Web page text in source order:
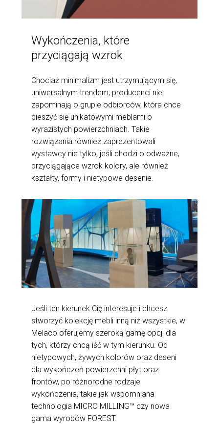
Wykończenia, które
przyciągają wzrok
Chociaż minimalizm jest utrzymującym się,
uniwersalnym trendem, producenci nie
zapominają o grupie odbiorców, która chce
cieszyć się unikatowymi meblami o
wyrazistych powierzchniach. Takie
rozwiązania również zaprezentowali
wystawcy nie tylko, jeśli chodzi o odważne,
przyciągające wzrok kolory, ale również
kształty, formy i nietypowe desenie.
Jeśli ten kierunek Cię interesuje i chcesz
stworzyć kolekcję mebli inną niż wszystkie, w
Melaco oferujemy szeroką gamę opcji dla
tych, którzy chcą iść w tym kierunku. Od
nietypowych, żywych kolorów oraz deseni
dla wykończeń powierzchni płyt oraz
frontów, po różnorodne rodzaje
wykończenia, takie jak wspomniana
technologia MICRO MILLING™ czy nowa
gama wyrobów FOREST.